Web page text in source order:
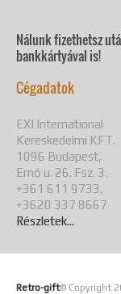
Nálunk fizethetsz
bankkártyával is!
Cégadatok
EXI International
Kereskedelmi KFT.
1096 Budapest,
Ernő u. 26. Fsz. 3.
+361 611 9733,
+3620 337 8667
Részletek...
Retro-gift© Copyright